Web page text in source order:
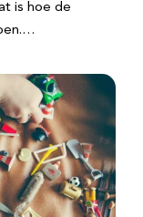
is hoe de